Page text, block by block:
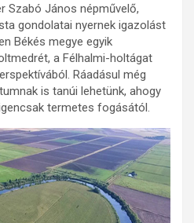
Szabó János népművelő,
gondolatai nyernek igazolást
Békés megye egyik
a Félhalmi-holtágat
Ráadásul még
is tanúi lehetünk, ahogy
termetes fogásától.